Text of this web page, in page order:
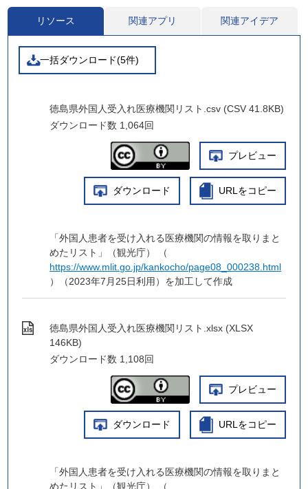
リソース 関連アプリ 関連アイデア
一括ダウンロード(5件)
徳島県外国人受入れ医療機関リスト.csv (CSV 41.8KB)
ダウンロード数 1,064回
プレビュー
ダウンロード URLをコピー
「外国人患者を受け入れる医療機関の情報を取りまと
めたリスト」（観光庁） （
https://www.mlit.go.jp/kankocho/page08_000238.html
）（2023年7月25日利用）を加工して作成
徳島県外国人受入れ医療機関リスト.xlsx (XLSX
146KB)
ダウンロード数 1,108回
プレビュー
ダウンロード URLをコピー
「外国人患者を受け入れる医療機関の情報を取りまと
めたリスト」（観光庁） （